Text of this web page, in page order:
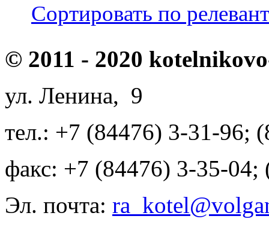
Сортировать по
© 2011 - 2020
ул. Ленина, 9
тел.: +7 (84476) 3-31-96;
факс: +7 (84476) 3-35-04;
Эл. почта: